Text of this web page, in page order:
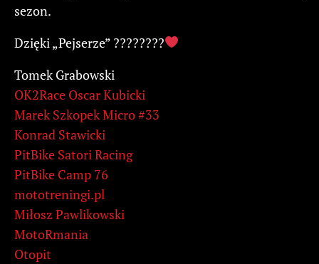
sezon.
Dzięki „Pejserze” ????????
Tomek Grabowski
OK2Race Oscar Kubicki
Marek Szkopek Micro #33
Konrad Stawicki
PitBike Satori Racing
PitBike Camp 76
mototreningi.pl
Miłosz Pawlikowski
MotoRmania
Otopit